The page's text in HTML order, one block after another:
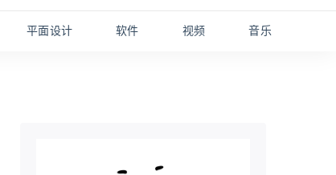
平面设计 软件 视频 音乐